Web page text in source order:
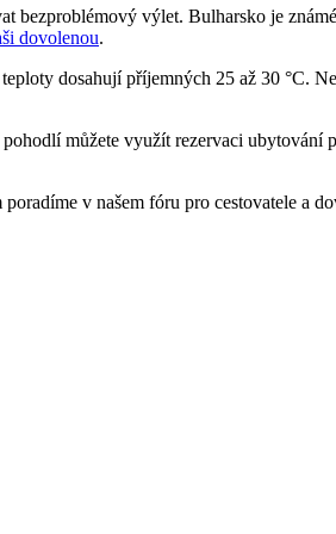
bezproblémový výlet. Bulharsko je
dovolenou.
dosahují příjemných 25 až 30 °C.
můžete využít rezervaci ubytování
v našem fóru pro cestovatele a